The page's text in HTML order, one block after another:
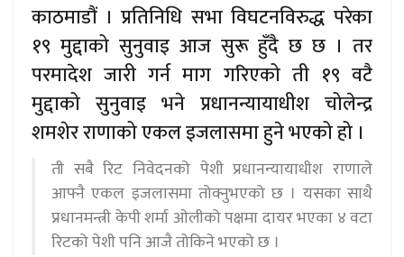
काठमाडौं । प्रतिनिधि सभा विघटनविरुद्ध परेका
१९ मुद्दाको सुनुवाइ आज सुरू हुँदै छ छ । तर
परमादेश जारी गर्न माग गरिएको ती १९ वटै
मुद्दाको सुनुवाइ भने प्रधानन्यायाधीश चोलेन्द्र
शमशेर राणाको एकल इजलासमा हुने भएको हो ।
ती सबै रिट निवेदनको पेशी प्रधानन्यायाधीश राणाले
आफ्नै एकल इजलासमा तोक्नुभएको छ । यसका साथै
प्रधानमन्त्री केपी शर्मा ओलीको पक्षमा दायर भएका ४ वटा
रिटको पेशी पनि आजै तोकिने भएको छ ।